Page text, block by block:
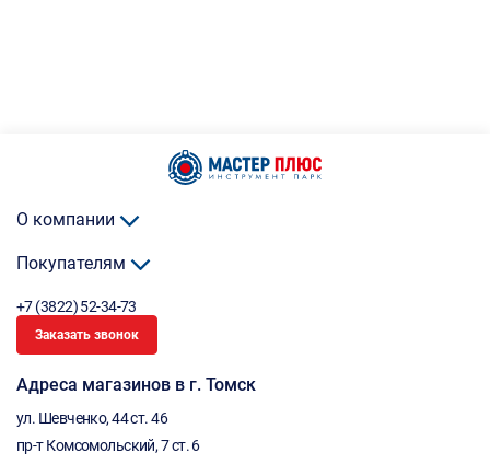
О компании
Покупателям
+7 (3822) 52-34-73
Заказать звонок
Адреса магазинов в г. Томск
ул. Шевченко, 44 ст. 46
пр-т Комсомольский, 7 ст. 6